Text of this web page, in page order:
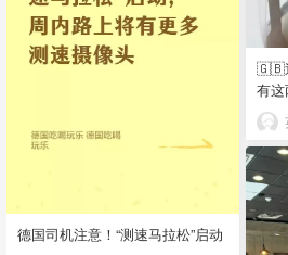
🇬🇧
有这
德国司机注意！“测速马拉松”启动